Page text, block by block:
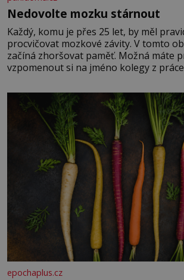
Nedovolte mozku stárnout
Každý, komu je přes 25 let, by měl
procvičovat mozkové závity. V tomto
začíná zhoršovat paměť. Možná máte
vzpomenout si na jméno kolegy z
Je to opravdu tak, s věkem jako kdyby
rozhodla stávkovat. Cvičte
epochaplus.cz